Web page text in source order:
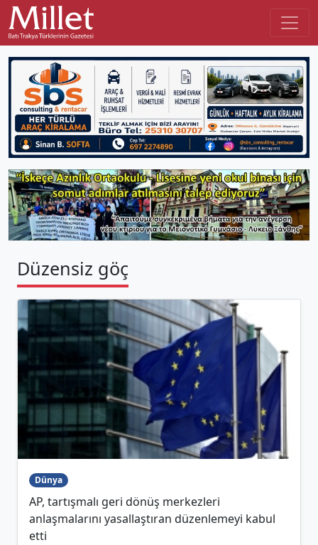
Düzensiz göç
Dünya
AP, tartışmalı geri dönüş merkezleri
anlaşmalarını yasallaştıran düzenlemeyi kabul
etti